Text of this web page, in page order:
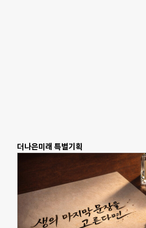
더나은미래 특별기획